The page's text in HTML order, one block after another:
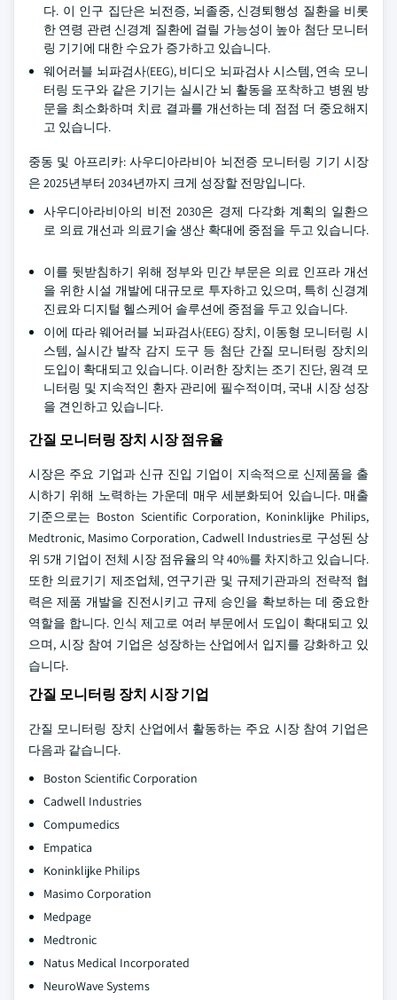
다. 이 인구 집단은 뇌전증, 뇌졸중, 신경퇴행성 질환을 비롯
한 연령 관련 신경계 질환에 걸릴 가능성이 높아 첨단 모니터
링 기기에 대한 수요가 증가하고 있습니다.
웨어러블 뇌파검사(EEG), 비디오 뇌파검사 시스템, 연속 모니
터링 도구와 같은 기기는 실시간 뇌 활동을 포착하고 병원 방
문을 최소화하며 치료 결과를 개선하는 데 점점 더 중요해지
고 있습니다.
중동 및 아프리카: 사우디아라비아 뇌전증 모니터링 기기 시장
은 2025년부터 2034년까지 크게 성장할 전망입니다.
사우디아라비아의 비전 2030은 경제 다각화 계획의 일환으
로 의료 개선과 의료기술 생산 확대에 중점을 두고 있습니다.
이를 뒷받침하기 위해 정부와 민간 부문은 의료 인프라 개선
을 위한 시설 개발에 대규모로 투자하고 있으며, 특히 신경계
진료와 디지털 헬스케어 솔루션에 중점을 두고 있습니다.
이에 따라 웨어러블 뇌파검사(EEG) 장치, 이동형 모니터링 시
스템, 실시간 발작 감지 도구 등 첨단 간질 모니터링 장치의
도입이 확대되고 있습니다. 이러한 장치는 조기 진단, 원격 모
니터링 및 지속적인 환자 관리에 필수적이며, 국내 시장 성장
을 견인하고 있습니다.
간질 모니터링 장치 시장 점유율
시장은 주요 기업과 신규 진입 기업이 지속적으로 신제품을 출
시하기 위해 노력하는 가운데 매우 세분화되어 있습니다. 매출
기준으로는 Boston Scientific Corporation, Koninklijke Philips,
Medtronic, Masimo Corporation, Cadwell Industries로 구성된 상
위 5개 기업이 전체 시장 점유율의 약 40%를 차지하고 있습니다.
또한 의료기기 제조업체, 연구기관 및 규제기관과의 전략적 협
력은 제품 개발을 진전시키고 규제 승인을 확보하는 데 중요한
역할을 합니다. 인식 제고로 여러 부문에서 도입이 확대되고 있
으며, 시장 참여 기업은 성장하는 산업에서 입지를 강화하고 있
습니다.
간질 모니터링 장치 시장 기업
간질 모니터링 장치 산업에서 활동하는 주요 시장 참여 기업은
다음과 같습니다.
Boston Scientific Corporation
Cadwell Industries
Compumedics
Empatica
Koninklijke Philips
Masimo Corporation
Medpage
Medtronic
Natus Medical Incorporated
NeuroWave Systems